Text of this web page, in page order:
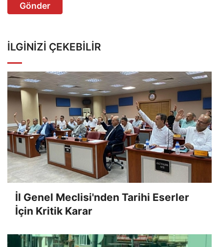
Gönder
İLGINIZI ÇEKEBILIR
İl Genel Meclisi'nden Tarihi Eserler
İçin Kritik Karar